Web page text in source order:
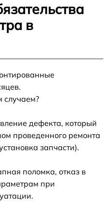
в
случаем?
дефекта, который
проведенного ремонта
запчасти).
поломка, отказ в
при